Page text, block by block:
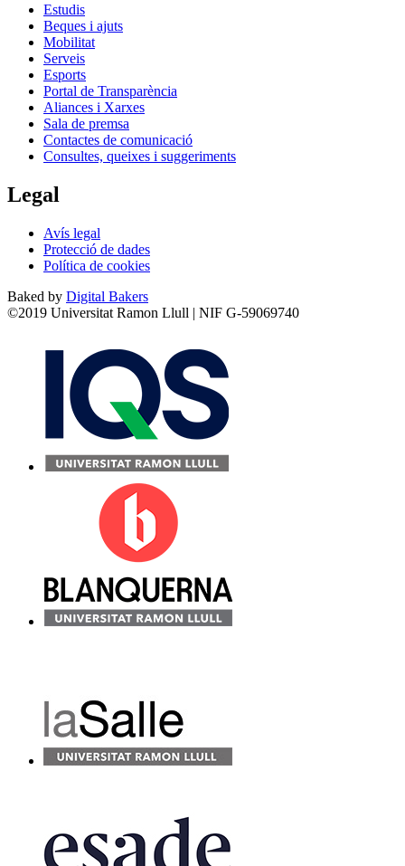
Estudis
Beques i ajuts
Mobilitat
Serveis
Esports
Portal de Transparència
Aliances i Xarxes
Sala de premsa
Contactes de comunicació
Consultes, queixes i suggeriments
Legal
Avís legal
Protecció de dades
Política de cookies
Baked by Digital Bakers
©2019 Universitat Ramon Llull | NIF G-59069740